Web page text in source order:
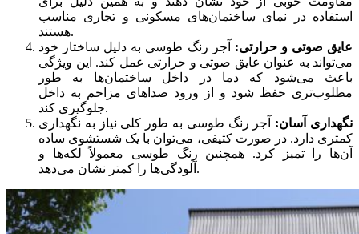
استفاده در نمای ساختمان‌های مسکونی و تجاری مناسب
هستند.
عایق صوتی و حرارتی: آجر رنگ طوسی به دلیل ساختار خود
می‌تواند به عنوان عایق صوتی و حرارتی عمل کند. این ویژگی
باعث می‌شود که دما در داخل ساختمان‌ها به طور
مطلوب‌تری حفظ شود و از ورود صداهای مزاحم به داخل
جلوگیری کند.
نگهداری آسان: آجر رنگ طوسی به طور کلی نیاز به نگهداری
کمتری دارد. در صورت کثیفی، می‌توان با یک شستشوی ساده
آن‌ها را تمیز کرد. همچنین رنگ طوسی معمولاً لکه‌ها و
آلودگی‌ها را کمتر نشان می‌دهد.